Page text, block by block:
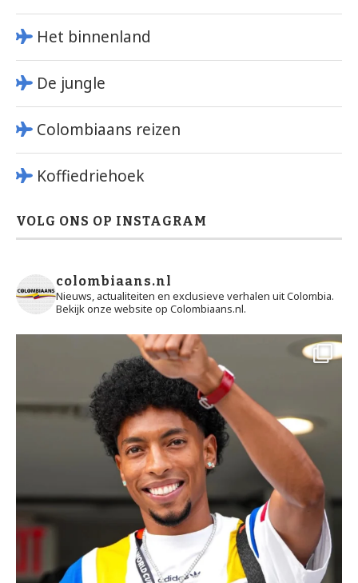
Het binnenland
De jungle
Colombiaans reizen
Koffiedriehoek
VOLG ONS OP INSTAGRAM
colombiaans.nl
Nieuws, actualiteiten en exclusieve verhalen uit Colombia.
Bekijk onze website op Colombiaans.nl.